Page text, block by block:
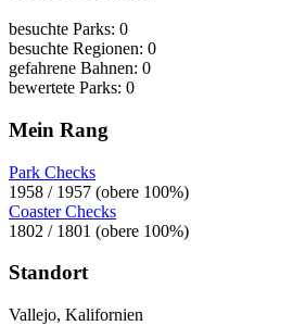
besuchte Parks: 0
besuchte Regionen: 0
gefahrene Bahnen: 0
bewertete Parks: 0
Mein Rang
Park Checks
1958 / 1957 (obere 100%)
Coaster Checks
1802 / 1801 (obere 100%)
Standort
Vallejo, Kalifornien